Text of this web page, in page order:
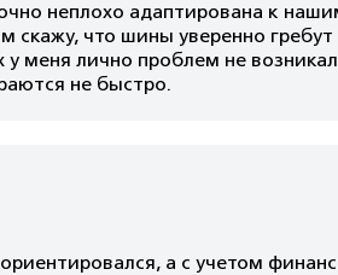
неплохо адаптирована к
что шины уверенно гребут
меня лично проблем не
не быстро.
а с учетом